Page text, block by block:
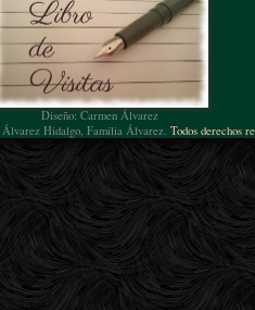
Diseño: Carmen Álvarez
Álvarez Hidalgo, Familia Álvarez. Todos derechos